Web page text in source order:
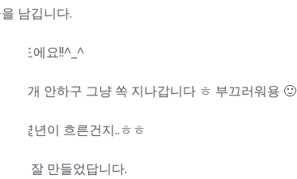
남깁니다.
정도에요!!^_^
공개 안하구 그냥 쏙 지나갑니다 ㅎ 부끄러워용 🙂
몇년이 흐른건지..ㅎㅎ
을 잘 만들었답니다.